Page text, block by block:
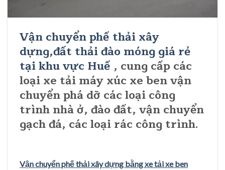
Vận chuyển phế thải xây
dựng,đất thải đào móng giá rẻ
tại khu vực Huế , cung cấp các
loại xe tải máy xúc xe ben vận
chuyển phá dỡ các loại công
trình nhà ở, đào đất, vận chuyển
gạch đá, các loại rác công trình.
Vận chuyển phế thải xây dựng bằng xe tải xe ben